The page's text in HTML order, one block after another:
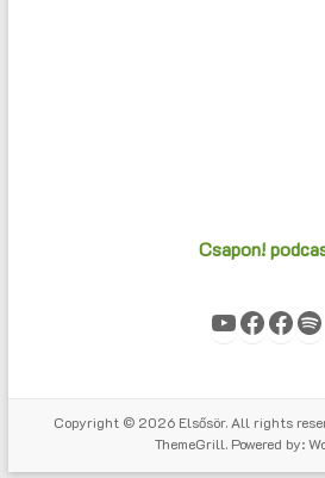
Csapon!
YouTube
Copyright © 2026 Elsősör. All rights
ThemeGrill. Powered by: